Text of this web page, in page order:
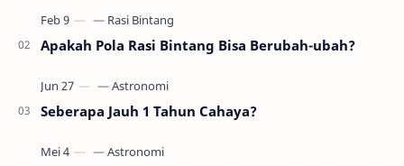
Apakah Pola Rasi Bintang Bisa Berubah-ubah?
Seberapa Jauh 1 Tahun Cahaya?